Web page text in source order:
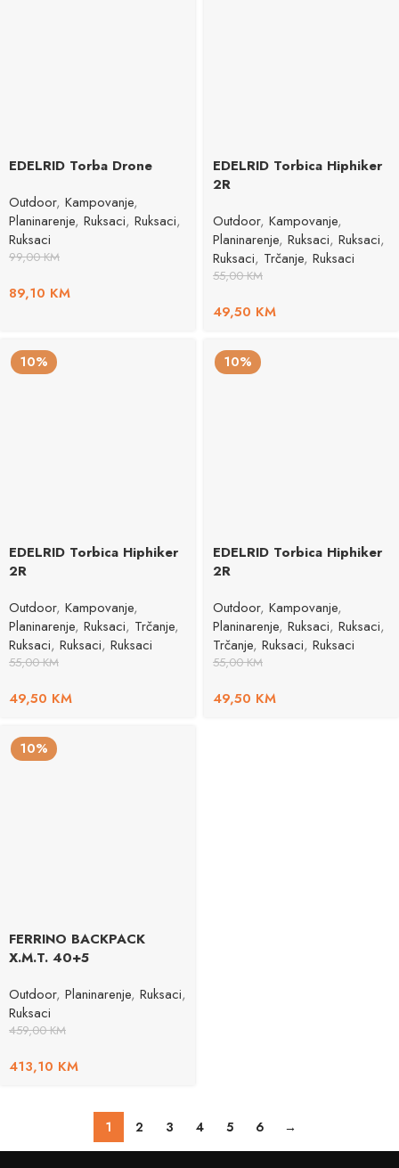
EDELRID Torba Drone
Outdoor, Kampovanje,
Planinarenje, Ruksaci, Ruksaci,
Ruksaci
99,00KM
89,10 KM
EDELRID Torbica Hiphiker
2R
Outdoor, Kampovanje,
Planinarenje, Ruksaci, Ruksaci,
Ruksaci, Trčanje, Ruksaci
55,00KM
49,50 KM
10%
EDELRID Torbica Hiphiker
2R
Outdoor, Kampovanje,
Planinarenje, Ruksaci, Trčanje,
Ruksaci, Ruksaci, Ruksaci
55,00KM
49,50 KM
10%
EDELRID Torbica Hiphiker
2R
Outdoor, Kampovanje,
Planinarenje, Ruksaci, Ruksaci,
Trčanje, Ruksaci, Ruksaci
55,00KM
49,50 KM
10%
FERRINO BACKPACK
X.M.T. 40+5
Outdoor, Planinarenje, Ruksaci,
Ruksaci
459,00KM
413,10 KM
1 2 3 4 5 6 →